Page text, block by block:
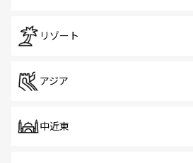
リゾート
アジア
中近東